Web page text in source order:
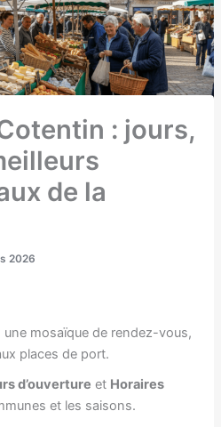
: jours,
de la
2026
une mosaïque de rendez-vous,
places de port.
d’ouverture et Horaires
et les saisons.